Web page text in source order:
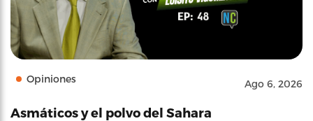
Opiniones Ago 6, 2026
Asmáticos y el polvo del Sahara